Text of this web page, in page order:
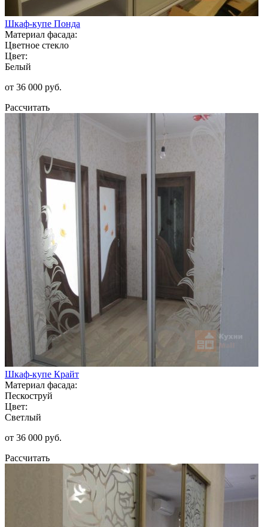
Шкаф-купе Понда
Материал фасада:
Цветное стекло
Цвет:
Белый
от 36 000 руб.
Рассчитать
Шкаф-купе Крайт
Материал фасада:
Пескоструй
Цвет:
Светлый
от 36 000 руб.
Рассчитать